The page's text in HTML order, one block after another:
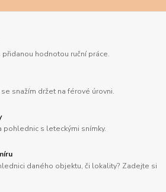
přidanou hodnotou ruční práce.
snažím držet na férové úrovni.
pohlednic s leteckými snímky.
daného objektu, či lokality? Zadejte si